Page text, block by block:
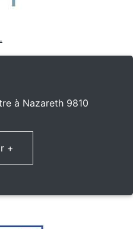
à Nazareth 9810
+